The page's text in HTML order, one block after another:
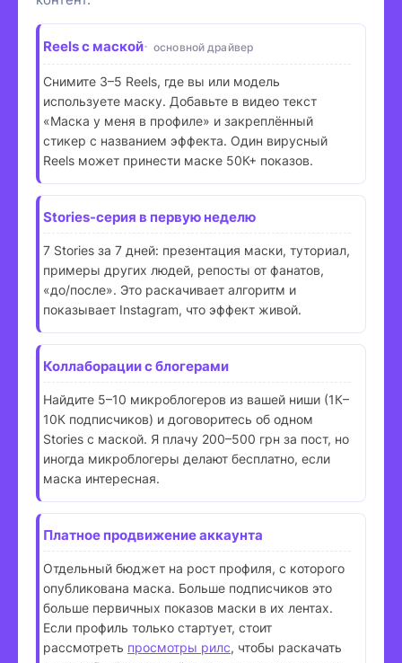
Reels с маской основной драйвер
Снимите 3–5 Reels, где вы или модель
используете маску. Добавьте в видео текст
«Маска у меня в профиле» и закреплённый
стикер с названием эффекта. Один вирусный
Reels может принести маске 50К+ показов.
Stories-серия в первую неделю
7 Stories за 7 дней: презентация маски, туториал,
примеры других людей, репосты от фанатов,
«до/после». Это раскачивает алгоритм и
показывает Instagram, что эффект живой.
Коллаборации с блогерами
Найдите 5–10 микроблогеров из вашей ниши (1К–
10К подписчиков) и договоритесь об одном
Stories с маской. Я плачу 200–500 грн за пост, но
иногда микроблогеры делают бесплатно, если
маска интересная.
Платное продвижение аккаунта
Отдельный бюджет на рост профиля, с которого
опубликована маска. Больше подписчиков это
больше первичных показов маски в их лентах.
Если профиль только стартует, стоит
рассмотреть просмотры рилс, чтобы раскачать